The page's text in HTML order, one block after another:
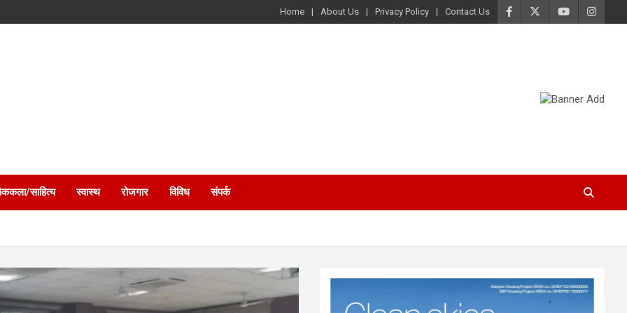
Home About Us Privacy Policy Contact Us
साहित्य स्वास्थ रोजगार विविध संपर्क